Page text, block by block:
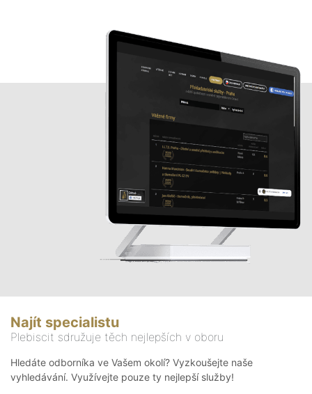
Najít specialistu
Plebiscit sdružuje těch nejlepších v oboru
Hledáte odborníka ve Vašem okolí? Vyzkoušejte naše
vyhledávání. Využívejte pouze ty nejlepší služby!